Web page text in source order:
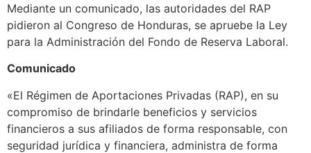
Mediante un comunicado, las autoridades del RAP
pidieron al Congreso de Honduras, se apruebe la Ley
para la Administración del Fondo de Reserva Laboral.
Comunicado
«El Régimen de Aportaciones Privadas (RAP), en su
compromiso de brindarle beneficios y servicios
financieros a sus afiliados de forma responsable, con
seguridad jurídica y financiera, administra de forma